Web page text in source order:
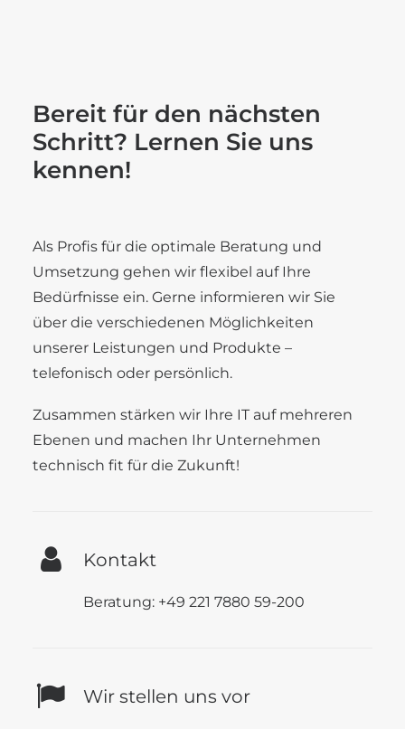
Bereit für den nächsten
Schritt? Lernen Sie uns
kennen!
Als Profis für die optimale Beratung und
Umsetzung gehen wir flexibel auf Ihre
Bedürfnisse ein. Gerne informieren wir Sie
über die verschiedenen Möglichkeiten
unserer Leistungen und Produkte –
telefonisch oder persönlich.
Zusammen stärken wir Ihre IT auf mehreren
Ebenen und machen Ihr Unternehmen
technisch fit für die Zukunft!
Kontakt
Beratung: +49 221 7880 59-200
Wir stellen uns vor